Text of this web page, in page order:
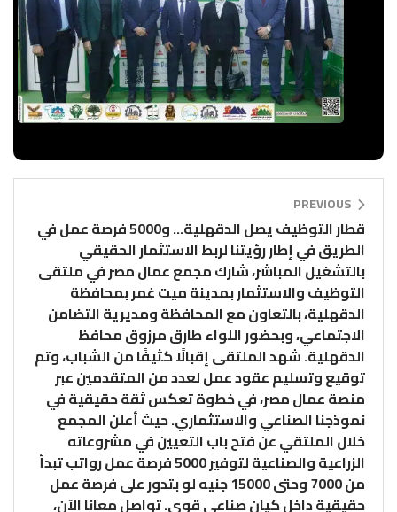
PREVIOUS
قطار التوظيف يصل الدقهلية… و5000 فرصة عمل في
الطريق في إطار رؤيتنا لربط الاستثمار الحقيقي
بالتشغيل المباشر، شارك مجمع عمال مصر في ملتقى
التوظيف والاستثمار بمدينة ميت غمر بمحافظة
الدقهلية، بالتعاون مع المحافظة ومديرية التضامن
الاجتماعي، وبحضور اللواء طارق مرزوق محافظ
الدقهلية. شهد الملتقى إقبالًا كثيفًا من الشباب، وتم
توقيع وتسليم عقود عمل لعدد من المتقدمين عبر
منصة عمال مصر، في خطوة تعكس ثقة حقيقية في
نموذجنا الصناعي والاستثماري. حيث أعلن المجمع
خلال الملتقي عن فتح باب التعيين في مشروعاته
الزراعية والصناعية لتوفير 5000 فرصة عمل رواتب تبدأ
من 7000 وحتى 15000 جنيه لو بتدور على فرصة عمل
حقيقية داخل كيان صناعي قوي. تواصل معانا الآن،